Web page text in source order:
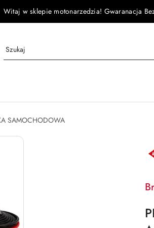
Witaj w sklepie motonarzedzia! Gwaranacja
SAMOCHODOWA